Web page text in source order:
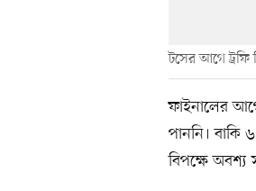
টসের আগে
ফাইনালের
পাননি।
বিপক্ষে অবশ্য